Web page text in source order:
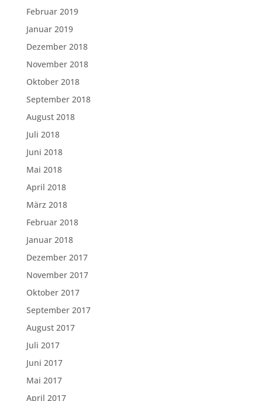
Februar 2019
Januar 2019
Dezember 2018
November 2018
Oktober 2018
September 2018
August 2018
Juli 2018
Juni 2018
Mai 2018
April 2018
März 2018
Februar 2018
Januar 2018
Dezember 2017
November 2017
Oktober 2017
September 2017
August 2017
Juli 2017
Juni 2017
Mai 2017
April 2017